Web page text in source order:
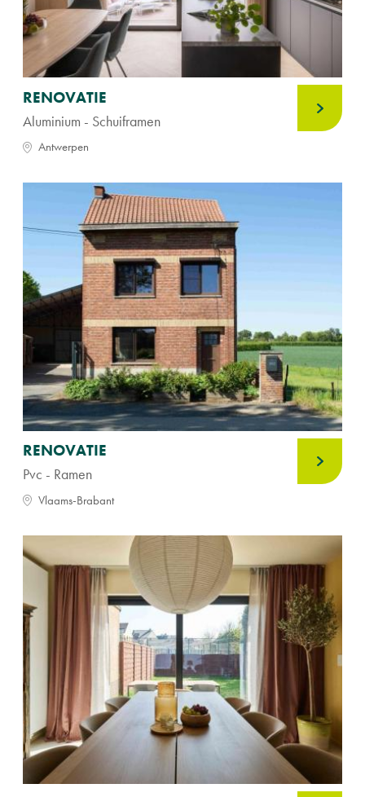
RENOVATIE
Aluminium - Schuiframen
Antwerpen
RENOVATIE
Pvc - Ramen
Vlaams-Brabant